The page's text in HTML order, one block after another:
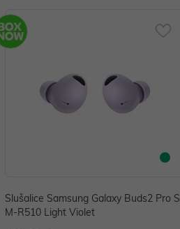
Slušalice Samsung Galaxy Buds2 Pro S
M-R510 Light Violet